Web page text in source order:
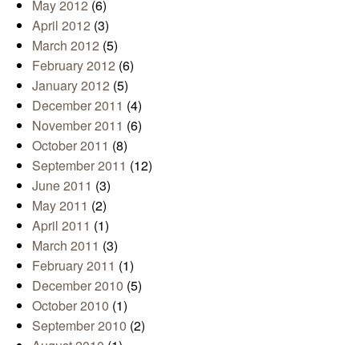
May 2012 (6)
April 2012 (3)
March 2012 (5)
February 2012 (6)
January 2012 (5)
December 2011 (4)
November 2011 (6)
October 2011 (8)
September 2011 (12)
June 2011 (3)
May 2011 (2)
April 2011 (1)
March 2011 (3)
February 2011 (1)
December 2010 (5)
October 2010 (1)
September 2010 (2)